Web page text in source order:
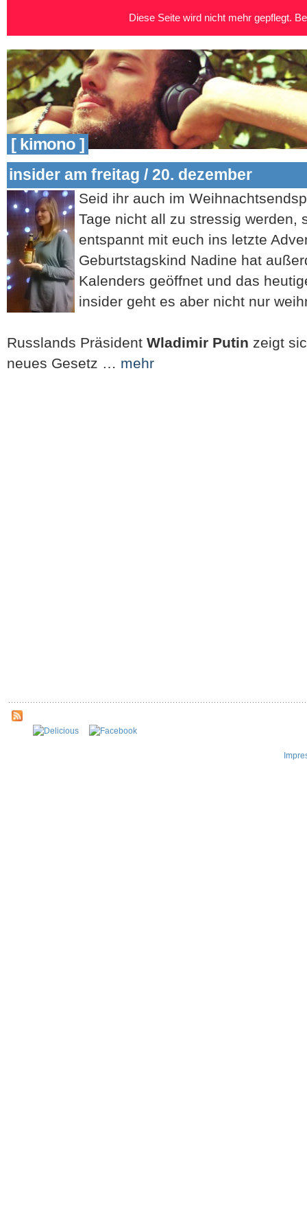
[ kimono ]
insider am freitag / 20. dezember
Seid ihr auch im
Tage nicht all zu stressig werden,
entspannt mit euch ins letzte
Geburtstagskind Nadine hat
Kalenders geöffnet und das
insider geht es aber nicht nur
Russlands Präsident Wladimir Putin zeigt
neues Gesetz … mehr
Diese Seite wird nicht mehr gepflegt.